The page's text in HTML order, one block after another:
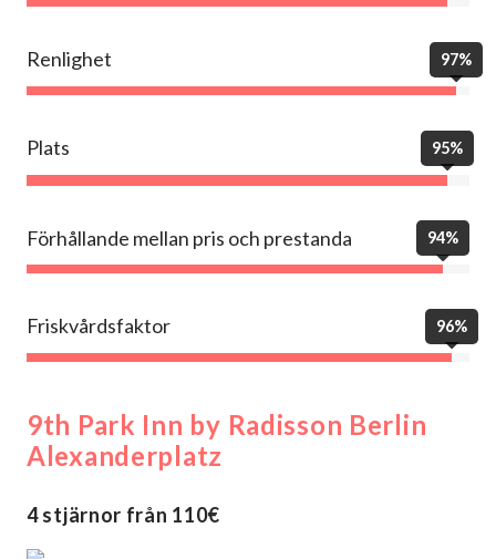
Renlighet 97%
Plats 95%
Förhållande mellan pris och prestanda 94%
Friskvårdsfaktor 96%
9th Park Inn by Radisson Berlin
Alexanderplatz
4 stjärnor från 110€